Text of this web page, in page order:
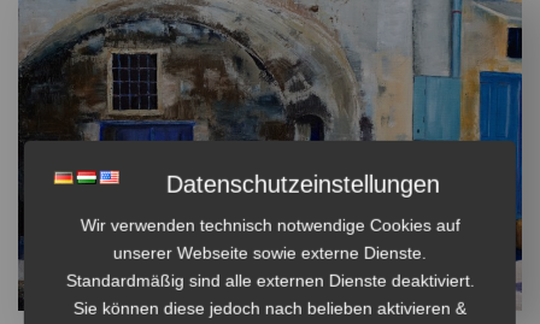
Datenschutzeinstellungen
Wir verwenden technisch notwendige Cookies auf
unserer Webseite sowie externe Dienste.
Standardmäßig sind alle externen Dienste deaktiviert.
Sie können diese jedoch nach belieben aktivieren &